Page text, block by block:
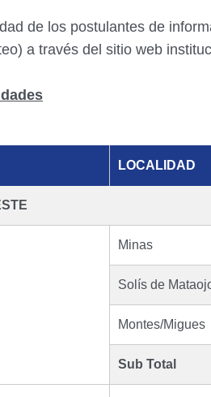
de los postulantes de
a través del sitio web
LOCALIDAD
Minas
Solís de
Montes/Migues
Sub Total